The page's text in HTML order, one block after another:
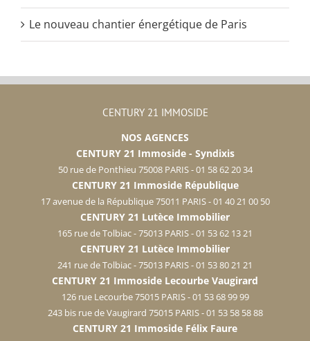
Le nouveau chantier énergétique de Paris
CENTURY 21 IMMOSIDE
NOS AGENCES
CENTURY 21 Immoside - Syndixis
50 rue de Ponthieu 75008 PARIS - 01 58 62 20 34
CENTURY 21 Immoside République
17 avenue de la République 75011 PARIS - 01 40 21 00 50
CENTURY 21 Lutèce Immobilier
165 rue de Tolbiac - 75013 PARIS - 01 53 62 13 21
CENTURY 21 Lutèce Immobilier
241 rue de Tolbiac - 75013 PARIS - 01 53 80 21 21
CENTURY 21 Immoside Lecourbe Vaugirard
126 rue Lecourbe 75015 PARIS - 01 53 68 99 99
243 bis rue de Vaugirard 75015 PARIS - 01 53 58 58 88
CENTURY 21 Immoside Félix Faure